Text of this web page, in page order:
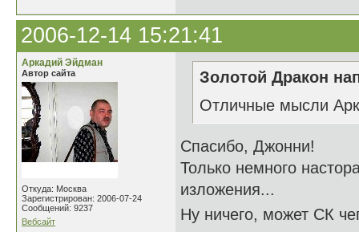
2006-12-14 15:21:41
Аркадий Эйдман
Автор сайта
Откуда: Москва
Зарегистрирован: 2006-07-24
Сообщений: 9237
Вебсайт
Золотой Дракон
Отличные мысли
Спасибо, Джонни!
Только немного
изложения...
Ну ничего, может СК